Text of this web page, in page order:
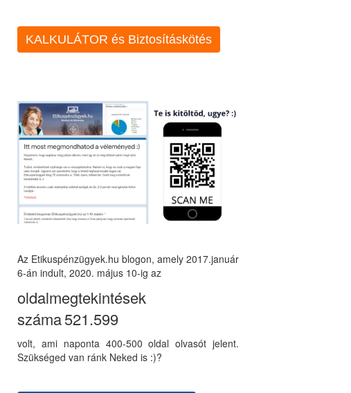
KALKULÁTOR és Biztosításkötés
Az Etikuspénzügyek.hu blogon, amely 2017.január
6-án indult, 2020. május 10-ig az
oldalmegtekintések
száma521.599
volt, ami naponta 400-500 oldal olvasót jelent.
Szükséged van ránk Neked is :)?